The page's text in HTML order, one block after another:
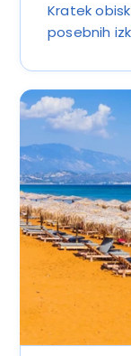
Kratek
posebnih